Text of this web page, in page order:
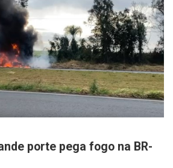
porte pega fogo na BR-